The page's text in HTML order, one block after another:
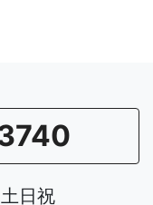
日祝